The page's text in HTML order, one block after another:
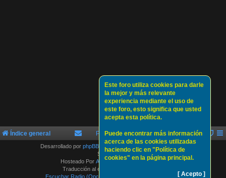
Este foro utiliza cookies para darle
la mejor y más relevante
experiencia mediante el uso de
este foro, esto significa que usted
acepta esta política.
Puede encontrar más información
acerca de las cookies utilizadas
haciendo clic en "Política de
cookies" en la página principal.
[ Acepto ]
Índice general Sobre nosotros
Política de Cookies
Desarrollado por phpBB ® Forum Software © phpBB Limited
Style byArty
Hosteado Por ATLAS-SERVER HOSTING.
Traducción al español por
Escuchar Radio (Opción 1)
Escuchar Radio (Opción 2)